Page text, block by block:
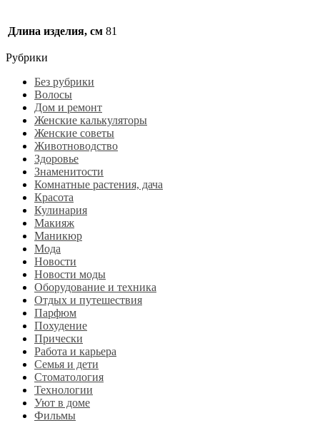
Длина изделия, см 81
Рубрики
Без рубрики
Волосы
Дом и ремонт
Женские калькуляторы
Женские советы
Животноводство
Здоровье
Знаменитости
Комнатные растения, дача
Красота
Кулинария
Макияж
Маникюр
Мода
Новости
Новости моды
Оборудование и техника
Отдых и путешествия
Парфюм
Похудение
Прически
Работа и карьера
Семья и дети
Стоматология
Технологии
Уют в доме
Фильмы